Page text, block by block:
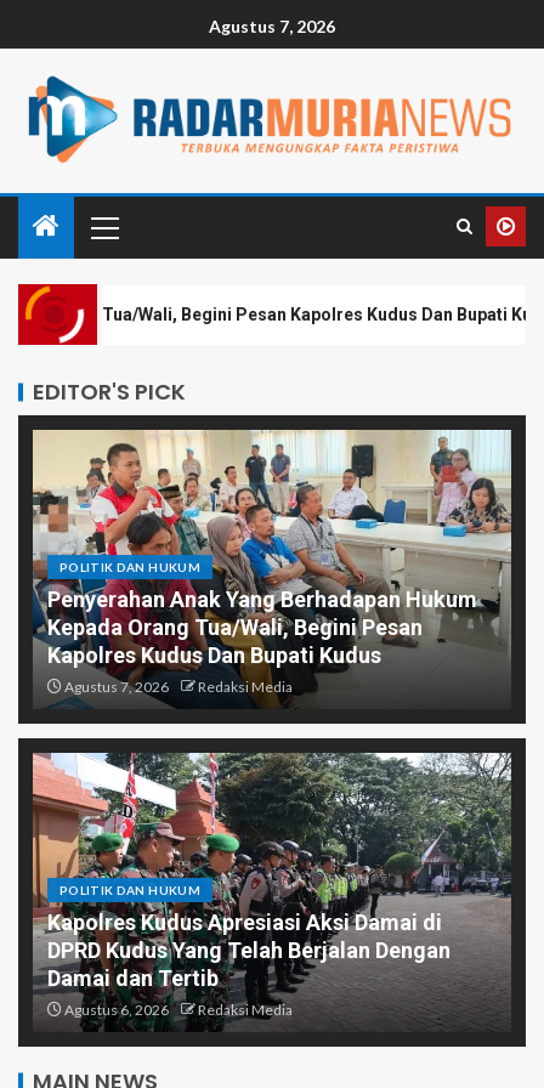
Agustus 7, 2026
Begini Pesan Kapolres Kudus Dan Bupati Kudus
EDITOR'S PICK
POLITIK DAN HUKUM
Penyerahan Anak Yang Berhadapan Hukum
Kepada Orang Tua/Wali, Begini Pesan
Kapolres Kudus Dan Bupati Kudus
Agustus 7, 2026 Redaksi Media
POLITIK DAN HUKUM
Kapolres Kudus Apresiasi Aksi Damai di
DPRD Kudus Yang Telah Berjalan Dengan
Damai dan Tertib
Agustus 6, 2026 Redaksi Media
MAIN NEWS